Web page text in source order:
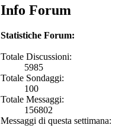
Info Forum
Statistiche Forum:
Totale Discussioni:
5985
Totale Sondaggi:
100
Totale Messaggi:
156802
Messaggi di questa settimana: